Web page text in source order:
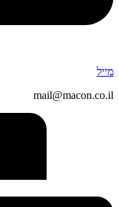
מייל
mail@macon.co.il